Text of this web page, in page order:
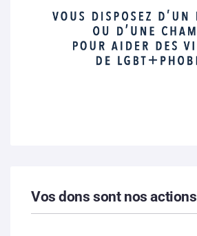
Vos dons sont nos actions